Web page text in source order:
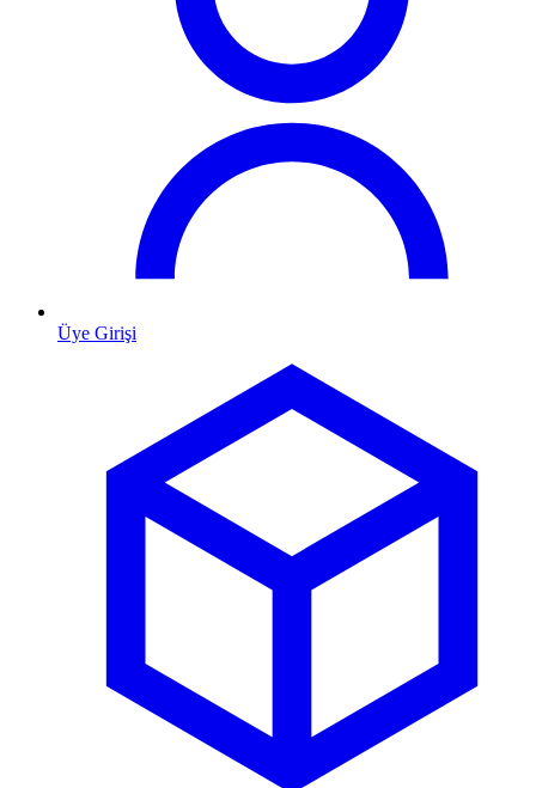
Üye Girişi